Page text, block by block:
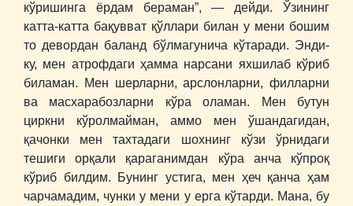
кўришинга ёрдам бераман”, ― дейди. Ўзининг
катта-катта бақувват қўллари билан у мени бошим
то девордан баланд бўлмагунича кўтаради. Энди-
ку, мен атрофдаги ҳамма нарсани яхшилаб кўриб
биламан. Мен шерларни, арслонларни, филларни
ва масхарабозларни кўра оламан. Мен бутун
циркни кўролмайман, аммо мен ўшандагидан,
қачонки мен тахтадаги шохнинг кўзи ўрнидаги
тешиги орқали қараганимдан кўра анча кўпроқ
кўриб билдим. Бунинг устига, мен ҳеч қанча ҳам
чарчамадим, чунки у мени у ерга кўтарди. Мана, бу